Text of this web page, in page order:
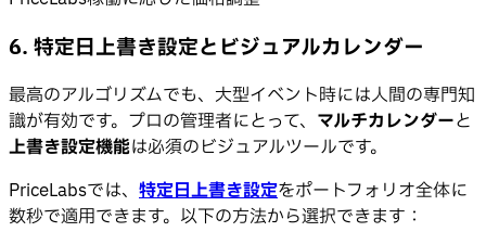
6. 特定日上書き設定とビジュアルカレンダー
最高のアルゴリズムでも、大型イベント時には人間の専門知
識が有効です。プロの管理者にとって、 マルチカレンダーと
上書き設定機能は必須のビジュアルツールです。
PriceLabsでは、 特定日上書き設定をポートフォリオ全体に
数秒で適用できます。以下の方法から選択できます：